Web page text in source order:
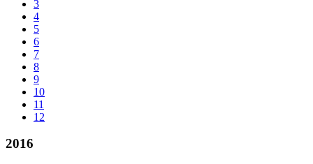
3
4
5
6
7
8
9
10
11
12
2016